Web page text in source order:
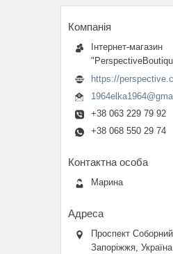
Інтернет-магазин
https://
+38 063 229 79 92
+38 068 550 29 74
Марина
Проспект
Запоріжжя, Україна